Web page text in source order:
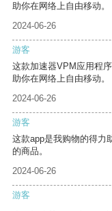
助你在网络上自由移动。
2024-06-26
游客
这款加速器VPM应用程
助你在网络上自由移动。
2024-06-26
游客
这款app是我购物的得力
的商品。
2024-06-26
游客